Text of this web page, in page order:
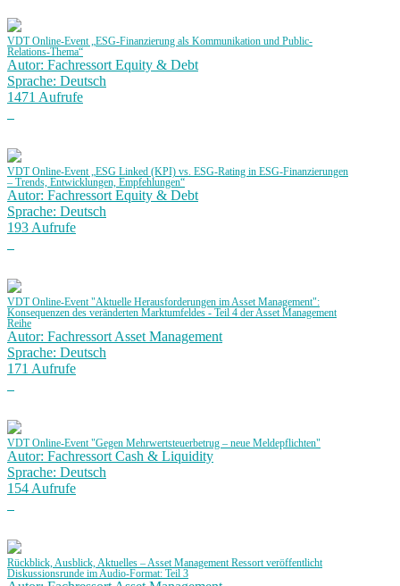
VDT Online-Event „ESG-Finanzierung als Kommunikation und Public-
Relations-Thema“
Autor: Fachressort Equity & Debt
Sprache: Deutsch
1471 Aufrufe
VDT Online-Event „ESG Linked (KPI) vs. ESG-Rating in ESG-Finanzierungen
– Trends, Entwicklungen, Empfehlungen“
Autor: Fachressort Equity & Debt
Sprache: Deutsch
193 Aufrufe
VDT Online-Event "Aktuelle Herausforderungen im Asset Management":
Konsequenzen des veränderten Marktumfeldes - Teil 4 der Asset Management
Reihe
Autor: Fachressort Asset Management
Sprache: Deutsch
171 Aufrufe
VDT Online-Event "Gegen Mehrwertsteuerbetrug – neue Meldepflichten"
Autor: Fachressort Cash & Liquidity
Sprache: Deutsch
154 Aufrufe
Rückblick, Ausblick, Aktuelles – Asset Management Ressort veröffentlicht
Diskussionsrunde im Audio-Format: Teil 3